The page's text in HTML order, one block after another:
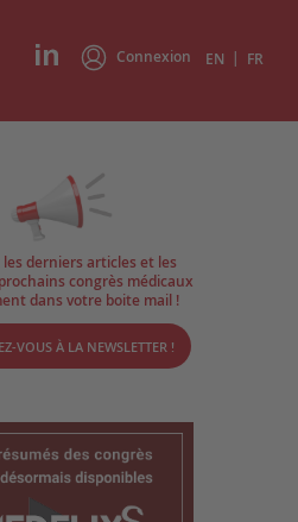
Connexion EN | FR
les derniers articles et les
congrès médicaux
dans votre boite mail !
VOUS À LA NEWSLETTER !